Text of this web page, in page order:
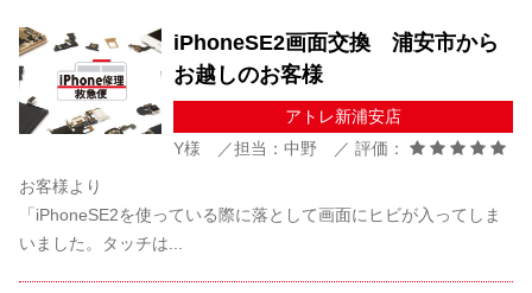
iPhoneSE2画面交換 浦安市から
お越しのお客様
アトレ新浦安店
Y様 ／担当：中野 ／ 評価：
お客様より
「iPhoneSE2を使っている際に落として画面にヒビが入ってしま
いました。タッチは...